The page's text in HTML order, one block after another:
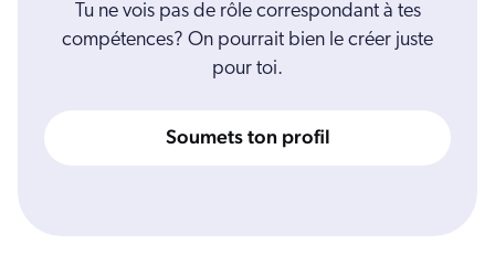
Tu ne vois pas de rôle correspondant à tes
compétences? On pourrait bien le créer juste
pour toi.
Soumets ton profil